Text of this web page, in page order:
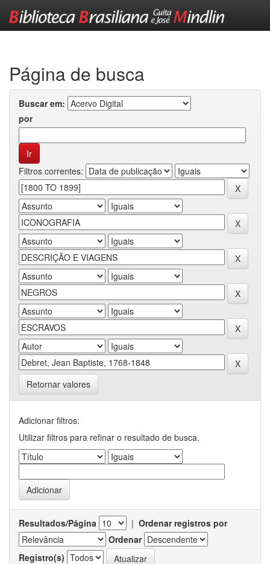
Página de busca
Buscar em:
por
Filtros correntes:
Retornar valores
Adicionar filtros:
Utilizar filtros para refinar o resultado de busca.
Resultados/Página | Ordenar registros por
Ordenar
Registro(s)